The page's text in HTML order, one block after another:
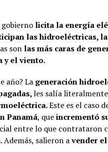
gobierno licita la energía
las hidroeléctricas,
son las más caras de
y el viento.
año? La generación
les salía literalmente
Este es el caso
Panamá, queincrementó
entre lo que contrataron
Además, salieron avender